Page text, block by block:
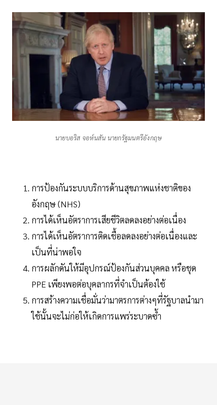
นายบอริส จอห์นสัน นายกรัฐมนตรีอังกฤษ
การป้องกันระบบบริการด้านสุขภาพแห่งชาติของ
อังกฤษ (NHS)
การได้เห็นอัตราการเสียชีวิตลดลงอย่างต่อเนื่อง
การได้เห็นอัตราการติดเชื้อลดลงอย่างต่อเนื่องและ
เป็นที่น่าพอใจ
การผลักดันให้มีอุปกรณ์ป้องกันส่วนบุคคล หรือชุด
PPE เพียงพอต่อบุคลากรที่จำเป็นต้องใช้
การสร้างความเชื่อมั่นว่ามาตรการต่างๆที่รัฐบาลนำมา
ใช้นั้นจะไม่ก่อให้เกิดการแพร่ระบาดซ้ำ